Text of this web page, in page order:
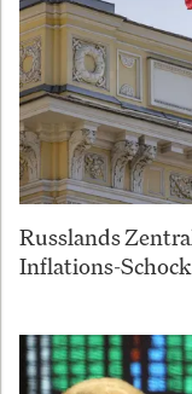
Russlands
Inflations-